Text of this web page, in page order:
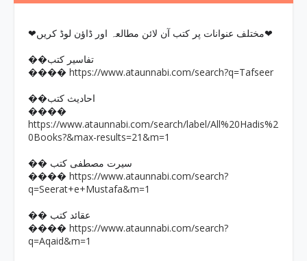
❤مختلف عنوانات پر کتب آن لائن مطالعہ اور ڈاؤن لوڈ کریں❤
��تفاسیر کتب
���� https://www.ataunnabi.com/search?q=Tafseer
��احادیث کتب
����
https://www.ataunnabi.com/search/label/All%20Hadis%2
0Books?&max-results=21&m=1
�� سیرت مصطفی کتب
���� https://www.ataunnabi.com/search?
q=Seerat+e+Mustafa&m=1
�� عقائد کتب
���� https://www.ataunnabi.com/search?
q=Aqaid&m=1